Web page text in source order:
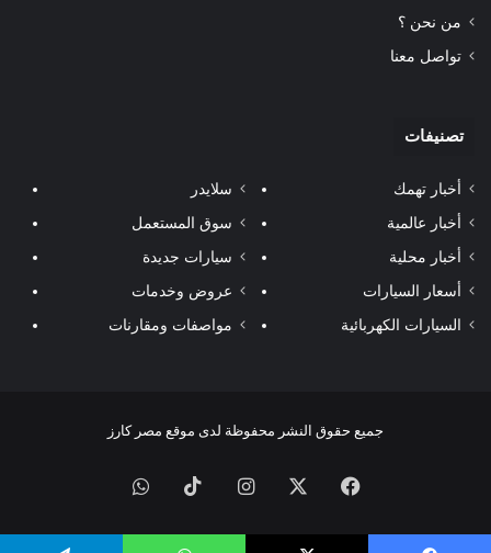
من نحن ؟
تواصل معنا
تصنيفات
أخبار تهمك
أخبار عالمية
أخبار محلية
أسعار السيارات
السيارات الكهربائية
سلايدر
سوق المستعمل
سيارات جديدة
عروض وخدمات
مواصفات ومقارنات
جميع حقوق النشر محفوظة لدى موقع مصر كارز
فيسبوك انستقرام‫TikTokواتساب